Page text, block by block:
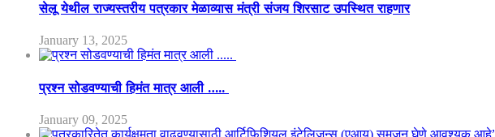
सेलू येथील राज्यस्तरीय पत्रकार मेळाव्यास मंत्री संजय शिरसाट उपस्थित राहणार
January 13, 2025
प्रश्न सोडवण्याची हिमंत मात्र आली …..
January 09, 2025